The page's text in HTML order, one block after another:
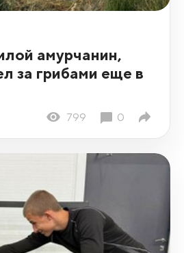
амурчанин,
за грибами еще в
799 0